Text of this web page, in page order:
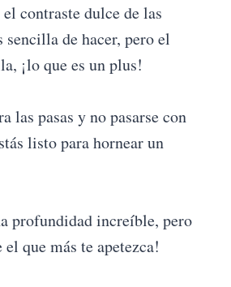
contraste dulce de las
sencilla de hacer, pero el
¡lo que es un plus!
las pasas y no pasarse con
listo para hornear un
profundidad increíble, pero
que más te apetezca!